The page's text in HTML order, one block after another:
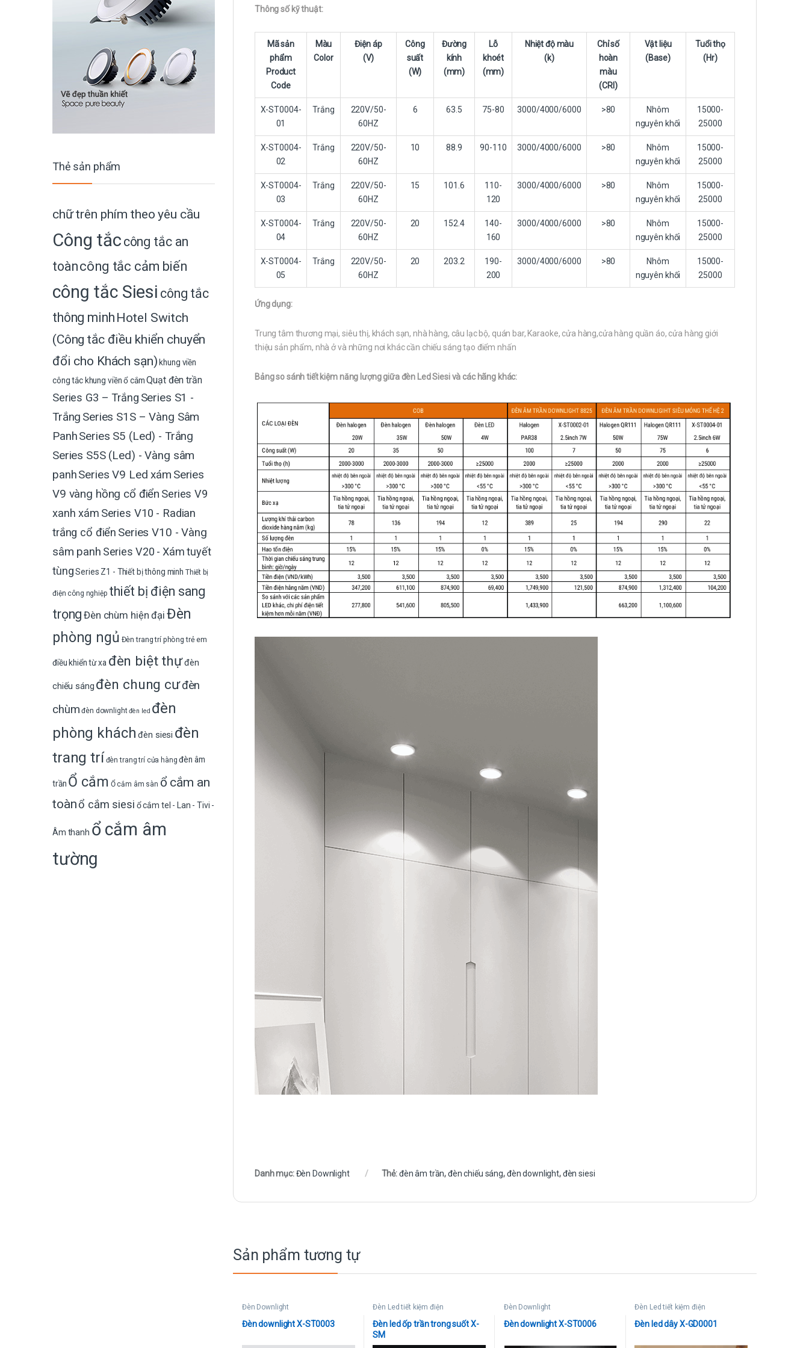
Thông số kỹ thuật:
Mã sản
phẩm
Product
Code
Màu
Color
Điện áp
(V)
Công
suất
(W)
Đường
kính
(mm)
Lỗ
khoét
(mm)
Nhiệt độ màu
(k)
Chỉ số
hoàn
màu
(CRI)
Vật liệu
(Base)
Tuổi thọ
(Hr)
X-ST0004-
01
Trắng
220V/50-
60HZ
6 63.5 75-80 3000/4000/6000 >80
Nhôm
nguyên khối
15000-
25000
X-ST0004-
02
Trắng
220V/50-
60HZ
10 88.9 90-110 3000/4000/6000 >80
Nhôm
nguyên khối
15000-
25000
X-ST0004-
03
Trắng
220V/50-
60HZ
15 101.6
110-
120
3000/4000/6000 >80
Nhôm
nguyên khối
15000-
25000
X-ST0004-
04
Trắng
220V/50-
60HZ
20 152.4
140-
160
3000/4000/6000 >80
Nhôm
nguyên khối
15000-
25000
X-ST0004-
05
Trắng
220V/50-
60HZ
20 203.2
190-
200
3000/4000/6000 >80
Nhôm
nguyên khối
15000-
25000
Ứng dụng:
Trung tâm thương mại, siêu thị, khách sạn, nhà hàng, câu lạc bộ, quán bar, Karaoke, cửa hàng,cửa hàng quần áo, cửa hàng giới
thiệu sản phẩm, nhà ở và những nơi khác cần chiếu sáng tạo điểm nhấn
Bảng so sánh tiết kiệm năng lượng giữa đèn Led Siesi và các hãng khác:
Danh mục:Đèn Downlight Thẻ:đèn âm trần,đèn chiếu sáng,đèn downlight,đèn siesi
Sản phẩm tương tự
Đèn Downlight
Đèn downlight X-ST0003
Đèn Led tiết kiệm điện
Đèn led ốp trần trong suốt X-
SM
Đèn Downlight
Đèn downlight X-ST0006
Đèn Led tiết kiệm điện
Đèn led dây X-GD0001
Thẻ sản phẩm
chữ trên phím theo yêu cầu
Công tắc công tắc an
toàncông tắc cảm biến
công tắc Siesi công tắc
thông minh Hotel Switch
(Công tắc điều khiển chuyển
đổi cho Khách sạn) khung viền
công tắc khung viền ổ cắm Quạt đèn trần
Series G3 – Trắng Series S1 -
Trắng Series S1S – Vàng Sâm
PanhSeries S5 (Led) - Trắng
Series S5S (Led) - Vàng sâm
panhSeries V9 Led xám Series
V9 vàng hồng cổ điển Series V9
xanh xám Series V10 - Radian
trắng cổ điển Series V10 - Vàng
sâm panh Series V20 - Xám tuyết
tùng Series Z1 - Thiết bị thông minh Thiết bị
điện công nghiệp thiết bị điện sang
trọng Đèn chùm hiện đại Đèn
phòng ngủ Đèn trang trí phòng trẻ em
điều khiển từ xa đèn biệt thựđèn
chiếu sáng đèn chung cưđèn
chùm đèn downlight đèn led đèn
phòng khách đèn siesi đèn
trang trí đèn trang trí cửa hàng đèn âm
trần Ổ cắm Ổ cắm âm sàn ổ cắm an
toànổ cắm siesi ổ cắm tel - Lan - Tivi -
Âm thanh ổ cắm âm
tường